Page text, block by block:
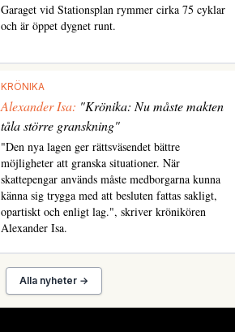
Garaget vid Stationsplan rymmer cirka 75 cyklar
och är öppet dygnet runt.
KRÖNIKA
Alexander Isa: "Krönika: Nu måste makten
tåla större granskning"
"Den nya lagen ger rättsväsendet bättre
möjligheter att granska situationer. När
skattepengar används måste medborgarna kunna
känna sig trygga med att besluten fattas sakligt,
opartiskt och enligt lag.", skriver krönikören
Alexander Isa.
Alla nyheter →